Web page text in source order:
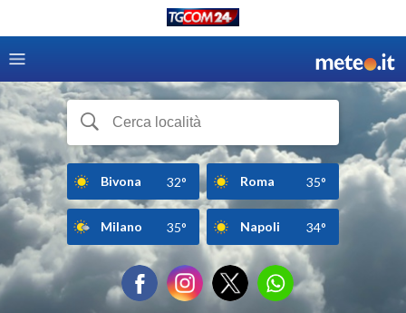
Bivona 32° Roma 35°
Milano 35° Napoli 34°